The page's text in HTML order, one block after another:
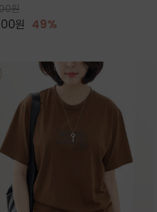
원
원 49%